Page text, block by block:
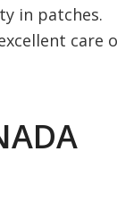
in patches.
care